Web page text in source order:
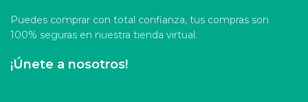
Puedes comprar con total confianza, tus compras son
100% seguras en nuestra tienda virtual.
¡Únete a nosotros!